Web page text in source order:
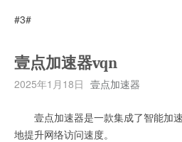
#3#
壹点加速器vqn
2025年1月18日 壹点加速器
壹点加速器是一款集成了智能加
地提升网络访问速度。